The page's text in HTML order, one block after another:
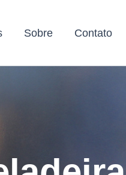
Sobre Contato